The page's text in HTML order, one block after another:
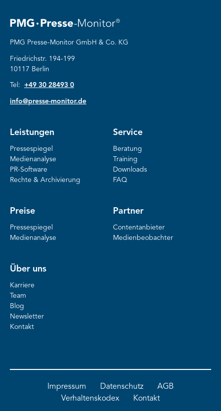
PMG Presse-Monitor GmbH & Co. KG
Friedrichstr. 194-199
10117 Berlin
Tel: +49 30 28493 0
info@presse-monitor.de
Leistungen
Pressespiegel
Medienanalyse
PR-Software
Rechte & Archivierung
Service
Beratung
Training
Downloads
FAQ
Preise
Pressespiegel
Medienanalyse
Partner
Contentanbieter
Medienbeobachter
Über uns
Karriere
Team
Blog
Newsletter
Kontakt
Impressum Datenschutz
AGB
Verhaltenskodex
Kontakt